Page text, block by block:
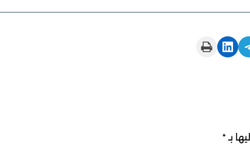
Share on LinkedIn
Print this Page
بـ *